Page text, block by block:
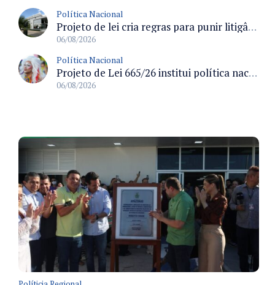
Política Nacional
Projeto de lei cria regras para punir litigância abusiva reversa e integrar sistemas do Judiciário
06/08/2026
Política Nacional
Projeto de Lei 665/26 institui política nacional para prevenção ao transfeminicídio e prevê medidas de proteção e reparação
06/08/2026